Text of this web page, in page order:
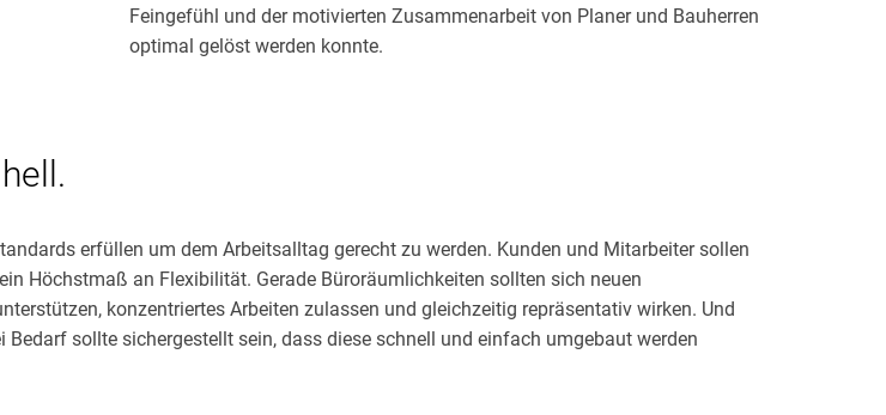
Feingefühl und der motivierten Zusammenarbeit von Planer und Bauherren
optimal gelöst werden konnte.
erfüllen um dem Arbeitsalltag gerecht zu werden. Kunden und Mitarbeiter sollen
Höchstmaß an Flexibilität. Gerade Büroräumlichkeiten sollten sich neuen
konzentriertes Arbeiten zulassen und gleichzeitig repräsentativ wirken. Und
sollte sichergestellt sein, dass diese schnell und einfach umgebaut werden